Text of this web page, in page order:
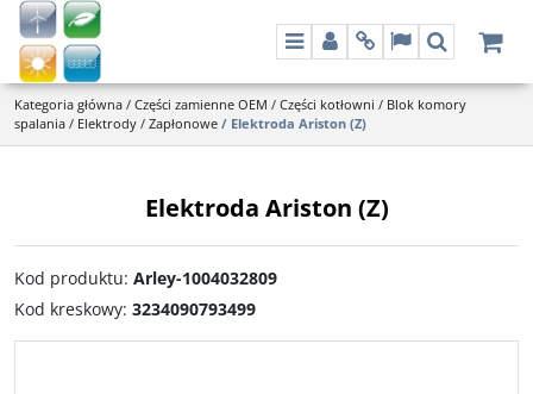
MenuPanelInfoLangSzukaj
Kategoria główna / Części zamienne OEM / Części kotłowni / Blok komory
spalania / Elektrody / Zapłonowe / Elektroda Ariston (Z)
Elektroda Ariston (Z)
Kod produktu: Arley-1004032809
Kod kreskowy: 3234090793499